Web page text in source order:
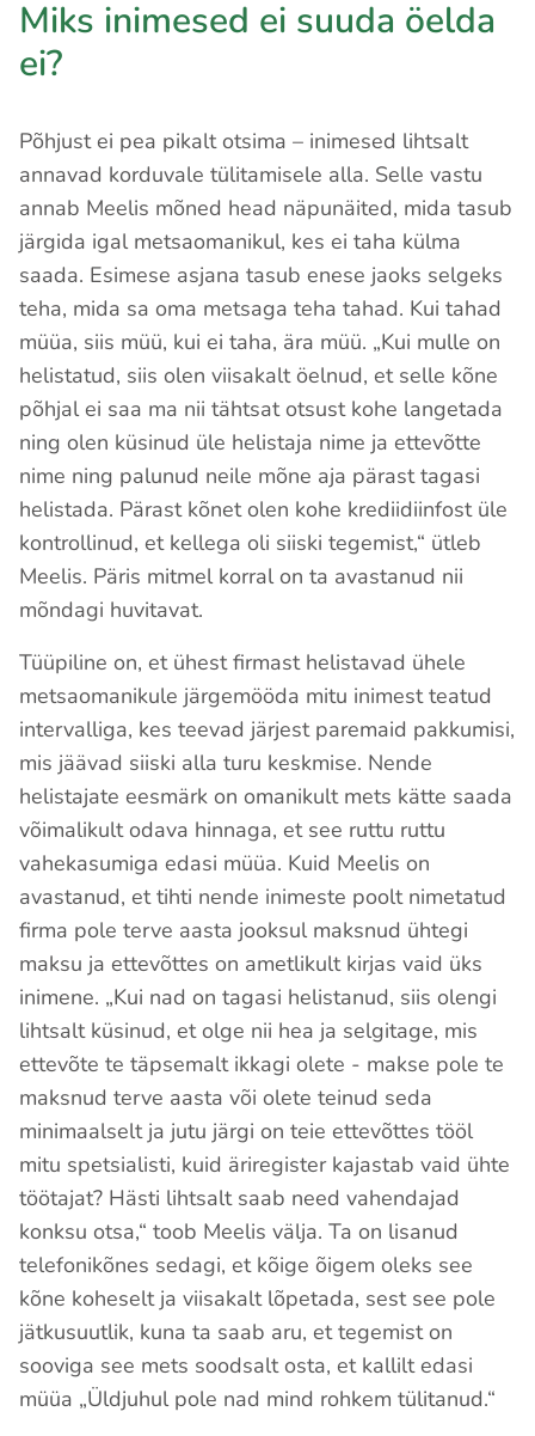
Miks inimesed ei suuda öelda
ei?
Põhjust ei pea pikalt otsima – inimesed lihtsalt
annavad korduvale tülitamisele alla. Selle vastu
annab Meelis mõned head näpunäited, mida tasub
järgida igal metsaomanikul, kes ei taha külma
saada. Esimese asjana tasub enese jaoks selgeks
teha, mida sa oma metsaga teha tahad. Kui tahad
müüa, siis müü, kui ei taha, ära müü. „Kui mulle on
helistatud, siis olen viisakalt öelnud, et selle kõne
põhjal ei saa ma nii tähtsat otsust kohe langetada
ning olen küsinud üle helistaja nime ja ettevõtte
nime ning palunud neile mõne aja pärast tagasi
helistada. Pärast kõnet olen kohe krediidiinfost üle
kontrollinud, et kellega oli siiski tegemist,“ ütleb
Meelis. Päris mitmel korral on ta avastanud nii
mõndagi huvitavat.
Tüüpiline on, et ühest firmast helistavad ühele
metsaomanikule järgemööda mitu inimest teatud
intervalliga, kes teevad järjest paremaid pakkumisi,
mis jäävad siiski alla turu keskmise. Nende
helistajate eesmärk on omanikult mets kätte saada
võimalikult odava hinnaga, et see ruttu ruttu
vahekasumiga edasi müüa. Kuid Meelis on
avastanud, et tihti nende inimeste poolt nimetatud
firma pole terve aasta jooksul maksnud ühtegi
maksu ja ettevõttes on ametlikult kirjas vaid üks
inimene. „Kui nad on tagasi helistanud, siis olengi
lihtsalt küsinud, et olge nii hea ja selgitage, mis
ettevõte te täpsemalt ikkagi olete - makse pole te
maksnud terve aasta või olete teinud seda
minimaalselt ja jutu järgi on teie ettevõttes tööl
mitu spetsialisti, kuid äriregister kajastab vaid ühte
töötajat? Hästi lihtsalt saab need vahendajad
konksu otsa,“ toob Meelis välja. Ta on lisanud
telefonikõnes sedagi, et kõige õigem oleks see
kõne koheselt ja viisakalt lõpetada, sest see pole
jätkusuutlik, kuna ta saab aru, et tegemist on
sooviga see mets soodsalt osta, et kallilt edasi
müüa „Üldjuhul pole nad mind rohkem tülitanud.“